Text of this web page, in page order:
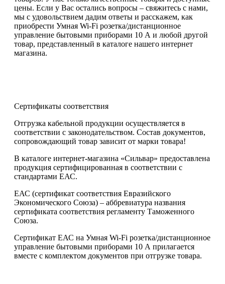
цены. Если у Вас остались вопросы – свяжитесь с нами,
мы с удовольствием дадим ответы и расскажем, как
приобрести Умная Wi-Fi розетка/дистанционное
управление бытовыми приборами 10 А и любой другой
товар, представленный в каталоге нашего интернет
магазина.
Сертификаты соответствия
Отгрузка кабельной продукции осуществляется в
соответствии с законодательством. Состав документов,
сопровождающий товар зависит от марки товара!
В каталоге интернет-магазина «Сильвар» предоставлена
продукция сертифицированная в соответствии с
стандартами ЕАС.
ЕАС (сертификат соответствия Евразийского
Экономического Союза) – аббревиатура названия
сертификата соответствия регламенту Таможенного
Союза.
Сертификат ЕАС на Умная Wi-Fi розетка/дистанционное
управление бытовыми приборами 10 А прилагается
вместе с комплектом документов при отгрузке товара.